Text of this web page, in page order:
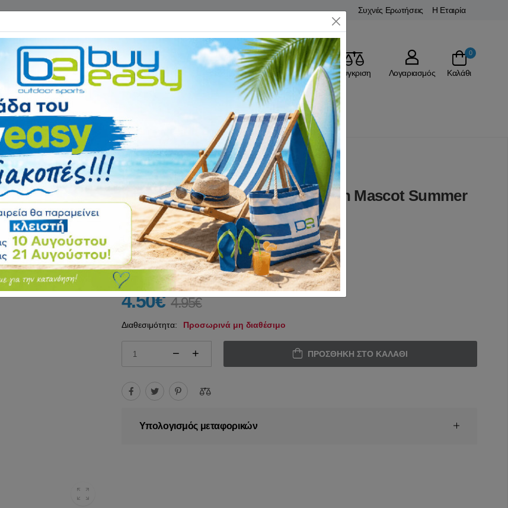
Συχνές Ερωτήσεις Η Εταιρία
Αγαπημένα Σύγκριση Λογαριασμός
0
Καλάθι
ΕΙΔΗ CAMPING Επικοινωνία
Αρχική ΕΙΔΗ ΠΑΡΑΛΙΑΣ Ρακέτες Θαλάσσης
Μπαλάκια Σετ 3 Τεμαχίων Teloon Mascot Summer
Club 13511
Αξιολόγηση: (0 Αξιολογήσεις)
Κωδικός13511
4.50€ 4.95€
Διαθεσιμότητα: Προσωρινά μη διαθέσιμο
ΠΡΟΣΘΉΚΗ ΣΤΟ ΚΑΛΆΘΙ
Υπολογισμός μεταφορικών
Close